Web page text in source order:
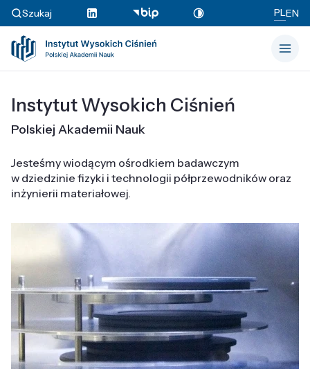
Szukaj PLEN
Instytut Wysokich Ciśnień
Polskiej Akademii Nauk
Jesteśmy wiodącym ośrodkiem badawczym
w dziedzinie fizyki i technologii półprzewodników oraz
inżynierii materiałowej.